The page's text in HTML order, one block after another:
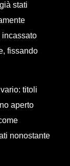
stati
incassato
fissando
titoli
aperto
nonostante